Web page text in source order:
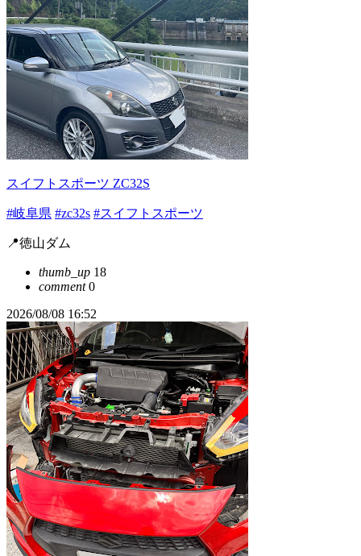
スイフトスポーツ ZC32S
#岐阜県 #zc32s #スイフトスポーツ
📍徳山ダム
thumb_up 18
comment0
2026/08/08 16:52